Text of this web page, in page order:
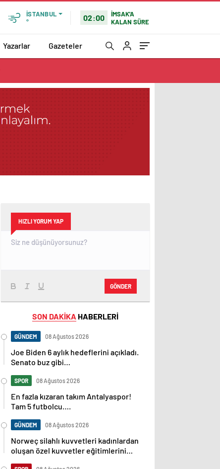
İSTANBUL
°
02:00
İMSAK'A
KALAN SÜRE
Yazarlar Gazeteler
HIZLI YORUM YAP
GÖNDER
SON DAKİKA HABERLERİ
GÜNDEM 08 Ağustos 2026
Joe Biden 6 aylık hedeflerini açıkladı.
Senato buz gibi…
SPOR 08 Ağustos 2026
En fazla kızaran takım Antalyaspor!
Tam 5 futbolcu….
GÜNDEM 08 Ağustos 2026
Norweç silahlı kuvvetleri kadınlardan
oluşan özel kuvvetler eğitimlerini